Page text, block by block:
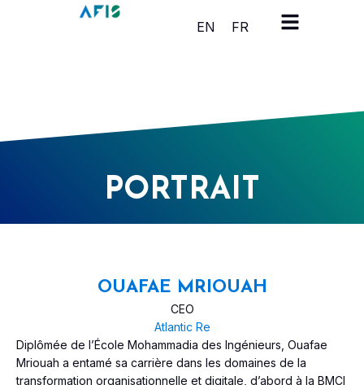
Panneau de gestion des cookies
EN
FR
PORTRAIT
OUAFAE MRIOUAH
CEO
Atlantic Re
Diplômée de l’École Mohammadia des Ingénieurs, Ouafae
Mriouah a entamé sa carrière dans les domaines de la
transformation organisationnelle et digitale, d’abord à la BMCI